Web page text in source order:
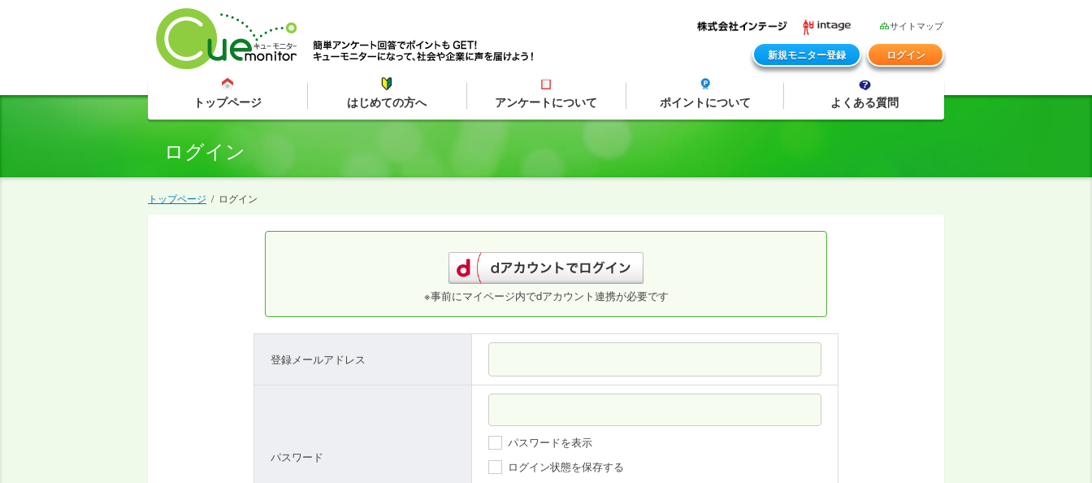
サイトマップ
ログイン
新規モニター登録
トップページ はじめての方へ アンケートについて ポイントについて よくある質問
ログイン
トップページ / ログイン
※事前にマイページ内でdアカウント連携が必要です
登録メールアドレス
パスワード
パスワードを表示
ログイン状態を保存する